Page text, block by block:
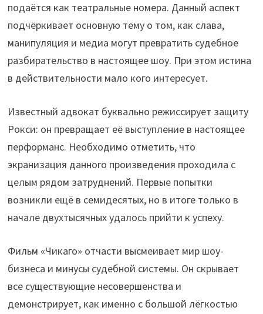
подаётся как театральные номера. Данный аспект
подчёркивает основную тему о том, как слава,
манипуляция и медиа могут превратить судебное
разбирательство в настоящее шоу. При этом истина
в действительности мало кого интересует.
Известный адвокат буквально режиссирует защиту
Рокси: он превращает её выступление в настоящее
перформанс. Необходимо отметить, что
экранизация данного произведения проходила с
целым рядом затруднений. Первые попытки
возникли ещё в семидесятых, но в итоге только в
начале двухтысячных удалось прийти к успеху.
Фильм «Чикаго» отчасти высмеивает мир шоу-
бизнеса и минусы судебной системы. Он скрывает
все существующие несовершенства и
демонстрирует, как именно с большой лёгкостью